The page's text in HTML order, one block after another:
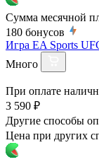
Сумма месячной
180 бонусов
Игра EA Sports
Много
При оплате
3 590 ₽
Другие способы
Цена при других